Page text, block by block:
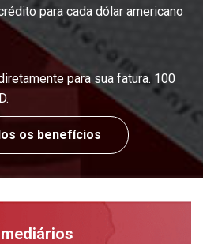
para cada dólar americano
para sua fatura. 100
os benefícios